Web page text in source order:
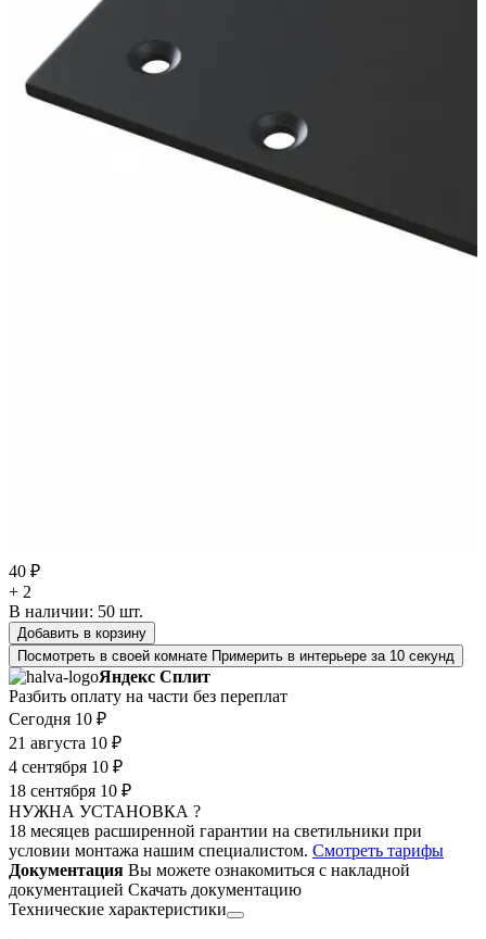
40 ₽
+ 2
В наличии: 50 шт.
Добавить в корзину
Посмотреть в своей комнате Примерить в интерьере за 10 секунд
Яндекс Сплит
Разбить оплату на части без переплат
Сегодня 10 ₽
21 августа 10 ₽
4 сентября 10 ₽
18 сентября 10 ₽
НУЖНА УСТАНОВКА ?
18 месяцев расширенной гарантии на светильники при
условии монтажа нашим специалистом. Смотреть тарифы
Документация Вы можете ознакомиться с накладной
документацией Скачать документацию
Технические характеристики